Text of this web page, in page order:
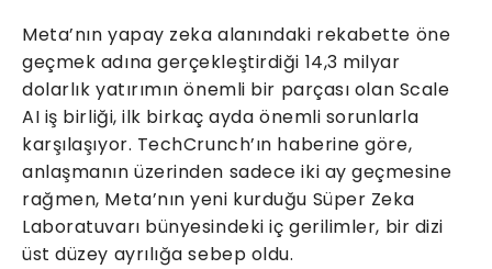
Meta’nın yapay zeka alanındaki rekabette öne
geçmek adına gerçekleştirdiği 14,3 milyar
dolarlık yatırımın önemli bir parçası olan Scale
AI iş birliği, ilk birkaç ayda önemli sorunlarla
karşılaşıyor. TechCrunch’ın haberine göre,
anlaşmanın üzerinden sadece iki ay geçmesine
rağmen, Meta’nın yeni kurduğu Süper Zeka
Laboratuvarı bünyesindeki iç gerilimler, bir dizi
üst düzey ayrılığa sebep oldu.